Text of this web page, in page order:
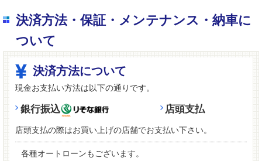
決済方法・保証・メンテナンス・納車に
ついて
決済方法について
現金お支払い方法は以下の通りです。
銀行振込 店頭支払
店頭支払の際はお買い上げの店舗でお支払い下さい。
各種オートローンもございます。